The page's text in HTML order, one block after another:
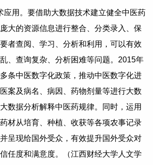
应用。要借助大数据技术建立健全中医药
大的资源信息进行整合、分类录入、保
者查阅、学习、分析和利用，可以有效
、查询复杂、分析困难等问题。2015年
条中医数字化政策，推动中医数字化进
案及病名、病因、药物剂量等进行大数
数据分析解释中医药规律。同时，运用
材从培育、种植、收获等各项农事记录
呈现给国外受众，有效提升国外受众对
任度和满意度。（江西财经大学人文学